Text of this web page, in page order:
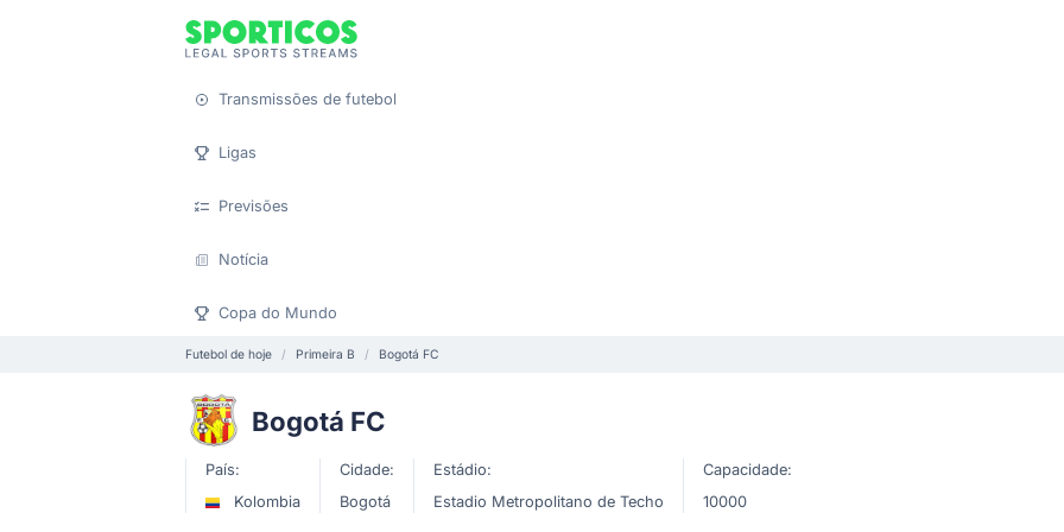
Transmissões de futebol
Ligas
Previsões
Notícia
Copa do Mundo
Futebol de hoje Primeira B Bogotá FC
Bogotá FC
País:
Kolombia
Cidade:
Bogotá
Estádio:
Estadio Metropolitano de Techo
Capacidade:
10000